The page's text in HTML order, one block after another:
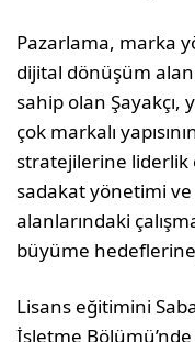
Pazarlama, marka
dijital dönüşüm
sahip olan Şayakçı,
çok markalı
stratejilerine
sadakat yönetimi
alanlarındaki
büyüme
Lisans eğitimini
İşletme